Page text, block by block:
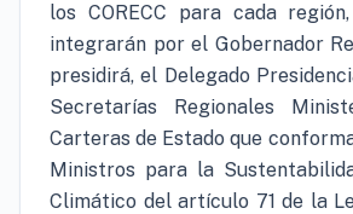
los CORECC para cada
integrarán por el Gobernador
presidirá, el Delegado
Secretarías Regionales
Carteras de Estado que
Ministros para la
Climático del artículo 71 de la